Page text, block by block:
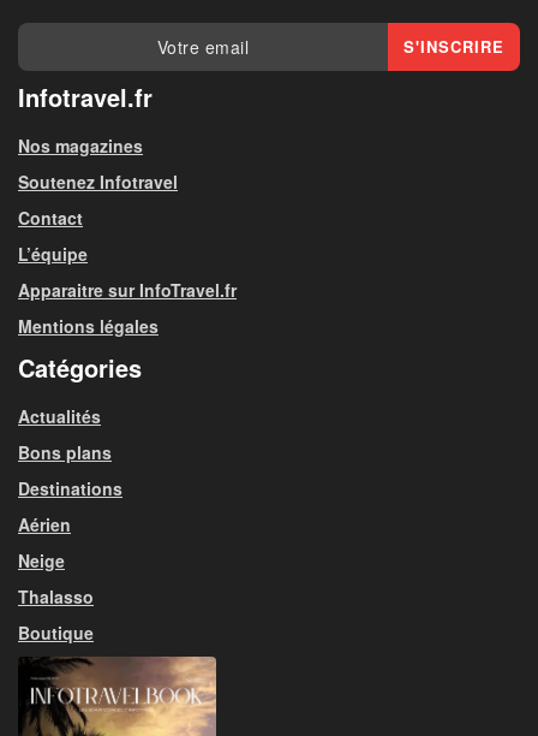
Infotravel.fr
Nos magazines
Soutenez Infotravel
Contact
L’équipe
Apparaitre sur InfoTravel.fr
Mentions légales
Catégories
Actualités
Bons plans
Destinations
Aérien
Neige
Thalasso
Boutique